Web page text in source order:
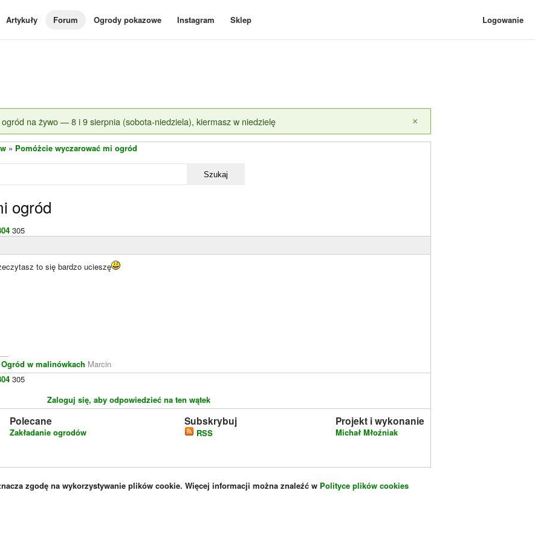
Artykuły Forum Ogrody pokazowe Instagram Sklep Logowanie
na żywo — 8 i 9 sierpnia (sobota-niedziela), kiermasz w niedzielę ×
» Pomóżcie wyczarować mi ogród
Szukaj
ogród
305
to się bardzo ucieszę
Ogród w malinówkach Marcin
305
Zaloguj się, aby odpowiedzieć na ten wątek
Polecane
Zakładanie ogrodów
Subskrybuj
RSS
Projekt i wykonanie
Michał Młoźniak
zgodę na wykorzystywanie plików cookie. Więcej informacji można znaleźć w Polityce plików cookies